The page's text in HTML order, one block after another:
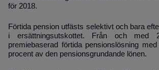
för 2018.
Förtida pension utfästs selektivt och bara
i ersättningsutskottet. Från och med
premiebaserad förtida pensionslösning
procent av den pensionsgrundande lönen.